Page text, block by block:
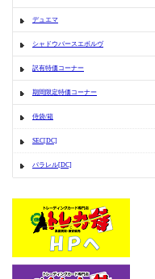
デュエマ
シャドウバースエボルヴ
訳有特価コーナー
期間限定特価コーナー
侍袋/箱
SEC[DC]
パラレル[DC]